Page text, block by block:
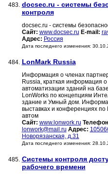
483. docsec.ru - системы
контроля
docsec.ru - системы
Сайт: www.docsec.ru E-mail:
Адрес: Россия
Дата последнего изменения:
484. LonMark Russia
Информация о членах
Russia, краткая информация о
автоматизации зданий на
LonWorks по концепциям
здание и Умный дом.
выставках и конференциях по
автом
Сайт: www.lonwork.ru
lonwork@mail.ru Адрес:
Новорязанская, д.31
Дата последнего изменения:
485. Системы контроля
рабочего времени